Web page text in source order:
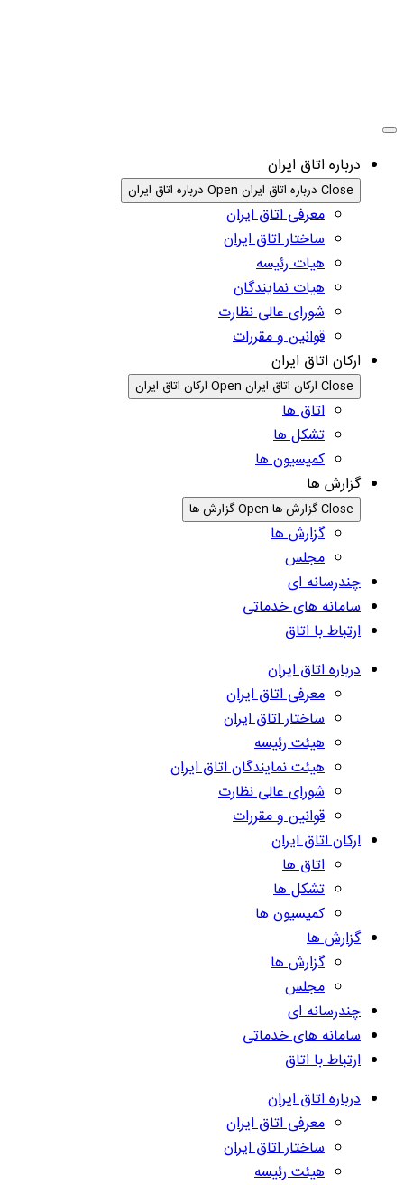
درباره اتاق ایران
Close درباره اتاق ایران Open درباره اتاق ایران
معرفی اتاق ایران
ساختار اتاق ایران
هیات رئیسه
هیات نمایندگان
شورای عالی نظارت
قوانین و مقررات
ارکان اتاق ایران
Close ارکان اتاق ایران Open ارکان اتاق ایران
اتاق ها
تشکل ها
کمیسیون ها
گزارش ها
Close گزارش ها Open گزارش ها
گزارش ها
مجلس
چندرسانه ای
سامانه های خدماتی
ارتباط با اتاق
درباره اتاق ایران
معرفی اتاق ایران
ساختار اتاق ایران
هیئت رئیسه
هیئت نمایندگان اتاق ایران
شورای عالی نظارت
قوانین و مقررات
ارکان اتاق ایران
اتاق ها
تشکل ها
کمیسیون ها
گزارش ها
گزارش ها
مجلس
چندرسانه ای
سامانه های خدماتی
ارتباط با اتاق
درباره اتاق ایران
معرفی اتاق ایران
ساختار اتاق ایران
هیئت رئیسه